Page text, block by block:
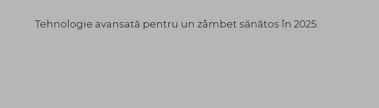
Tehnologie avansată pentru un zâmbet sănătos în 2025.